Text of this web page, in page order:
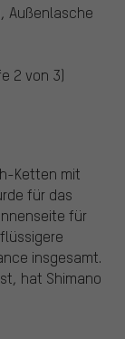
Außenlasche
2 von 3)
Ketten mit
für das
für
insgesamt.
hat Shimano